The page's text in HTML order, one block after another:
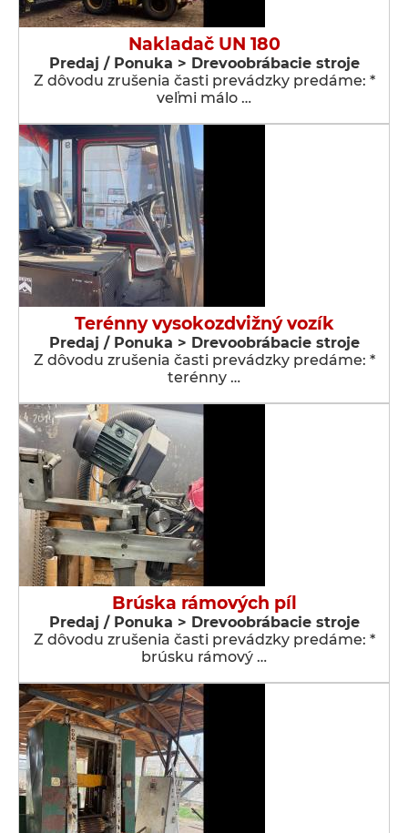
Nakladač UN 180
Predaj / Ponuka > Drevoobrábacie stroje
Z dôvodu zrušenia časti prevádzky predáme: *
veľmi málo …
Terénny vysokozdvižný vozík
Predaj / Ponuka > Drevoobrábacie stroje
Z dôvodu zrušenia časti prevádzky predáme: *
terénny …
Brúska rámových píl
Predaj / Ponuka > Drevoobrábacie stroje
Z dôvodu zrušenia časti prevádzky predáme: *
brúsku rámový …